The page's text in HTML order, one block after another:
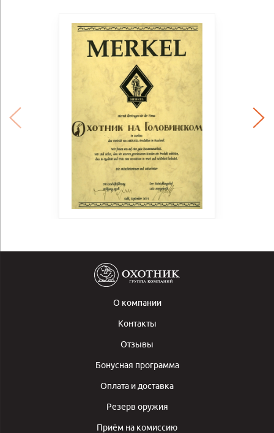
О компании
Контакты
Отзывы
Бонусная программа
Оплата и доставка
Резерв оружия
Приём на комиссию